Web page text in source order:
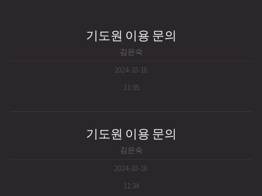
기도원 이용 문의
김은숙
2024-10-18
11:35
기도원 이용 문의
김은숙
2024-10-18
11:34